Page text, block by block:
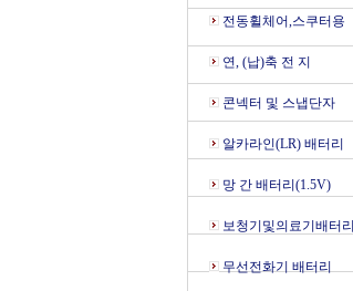
전동휠체어,스쿠터용
연, (납)축 전 지
콘넥터 및 스냅단자
알카라인(LR) 배터리
망 간 배터리(1.5V)
보청기및의료기배터리
무선전화기 배터리